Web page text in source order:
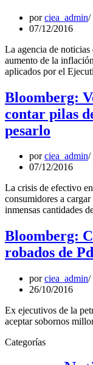
porciea_admin
07/12/2016
La agencia de
aumento de la
aplicados por el
Bloomberg:
contar pilas
pesarlo
porciea_admin
07/12/2016
La crisis de efectivo
consumidores a
inmensas cantidades
Bloomberg:
robados de
porciea_admin
26/10/2016
Ex ejecutivos de la
aceptar sobornos
Categorías